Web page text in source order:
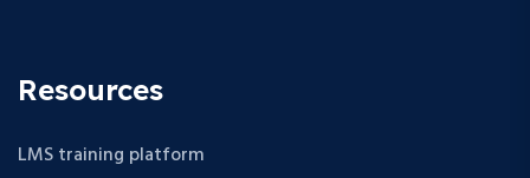
Resources
LMS training platform